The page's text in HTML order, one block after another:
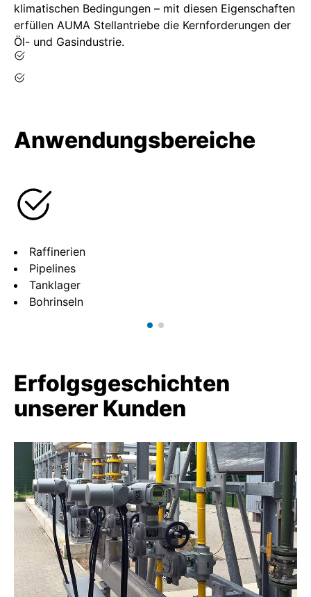
klimatischen Bedingungen – mit diesen Eigenschaften
erfüllen AUMA Stellantriebe die Kernforderungen der
Öl- und Gasindustrie.
Anwendungsbereiche
Raffinerien
Pipelines
Tanklager
Bohrinseln
Erfolgsgeschichten
unserer Kunden